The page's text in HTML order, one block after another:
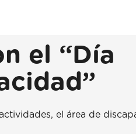
el “Día
el área de